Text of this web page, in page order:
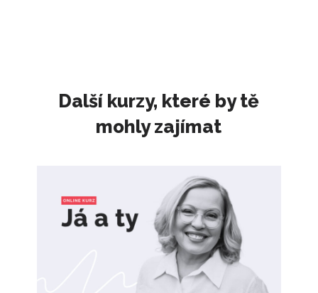
Další kurzy, které by tě
mohly zajímat